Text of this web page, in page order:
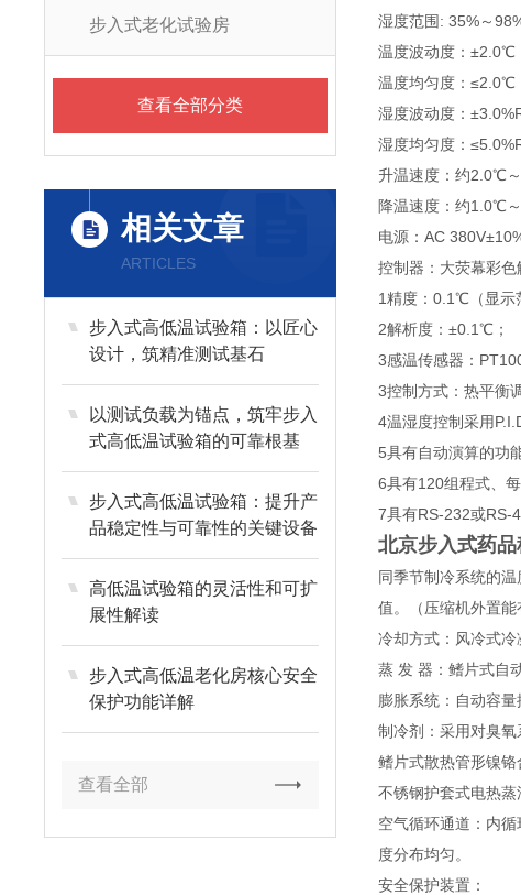
步入式老化试验房
查看全部分类
相关文章
ARTICLES
步入式高低温试验箱：以匠心
设计，筑精准测试基石
以测试负载为锚点，筑牢步入
式高低温试验箱的可靠根基
步入式高低温试验箱：提升产
品稳定性与可靠性的关键设备
高低温试验箱的灵活性和可扩
展性解读
步入式高低温老化房核心安全
保护功能详解
查看全部
湿度范围: 35%～
温度波动度：±2.0℃
温度均匀度：≤2.0℃
湿度波动度：
湿度均匀度：
升温速度：约2.0℃
降温速度：约1.0℃
电源：AC
控制器：大荧幕彩色
1精度：0.1℃（显示
2解析度：±0.1℃；
3感温传感器：
3控制方式：热平衡
4温湿度控制采用
5具有自动演算的功
6具有120组程式、
7具有RS-232或RS-
北京步入式药
同季节制冷系统的
值。（压缩机外置能
冷却方式：风冷式冷
蒸 发 器：鳍片式自
膨胀系统：自动容量
制冷剂：采用对臭氧
鳍片式散热管形镍
不锈钢护套式电热蒸
空气循环通道：内
度分布均匀。
安全保护装置：